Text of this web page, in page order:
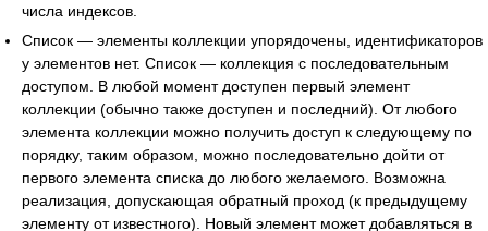
числа индексов.
Список — элементы коллекции упорядочены, идентификаторов
у элементов нет. Список — коллекция с последовательным
доступом. В любой момент доступен первый элемент
коллекции (обычно также доступен и последний). От любого
элемента коллекции можно получить доступ к следующему по
порядку, таким образом, можно последовательно дойти от
первого элемента списка до любого желаемого. Возможна
реализация, допускающая обратный проход (к предыдущему
элементу от известного). Новый элемент может добавляться в